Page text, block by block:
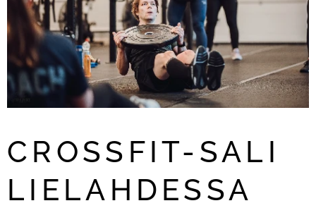
CROSSFIT-SALI
LIELAHDESSA